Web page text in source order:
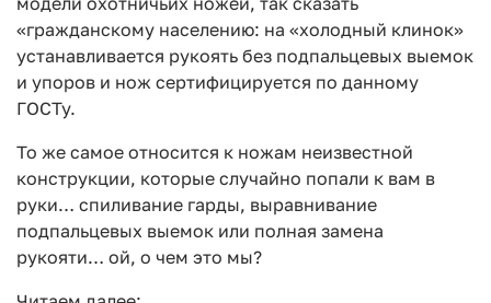
«гражданскому населению: на «холодный клинок»
устанавливается рукоять без подпальцевых выемок
и упоров и нож сертифицируется по данному
ГОСТу.
То же самое относится к ножам неизвестной
конструкции, которые случайно попали к вам в
руки… спиливание гарды, выравнивание
подпальцевых выемок или полная замена
рукояти… ой, о чем это мы?